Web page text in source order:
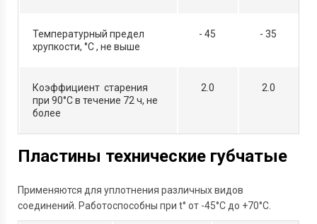
Температурный предел
хрупкости, °С , не выше
- 45 - 35
Коэффициент старения
при 90°С в течение 72 ч, не
более
2.0 2.0
Пластины технические губчатые
Применяются для уплотнения различных видов
соединений. Работоспособны при t° от -45°С до +70°С.